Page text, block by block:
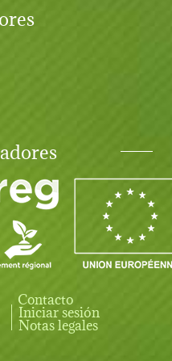
User account menu
Contacto
Iniciar sesión
Notas legales